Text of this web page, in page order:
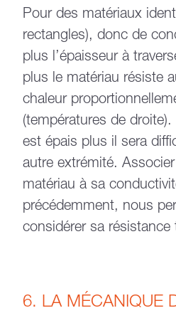
Pour des matériaux
rectangles), donc de
plus l’épaisseur à
plus le matériau résiste
chaleur
(températures de
est épais plus il sera
autre extrémité.
matériau à sa
précédemment, nous
considérer sa résistance
6. LA MÉCANIQUE